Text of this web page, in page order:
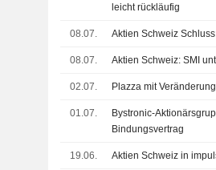
leicht rückläufig
08.07. Aktien Schweiz
08.07. Aktien Schweiz: SMI
02.07. Plazza mit
01.07.
Bystronic-
Bindungsvertrag
19.06. Aktien Schweiz in